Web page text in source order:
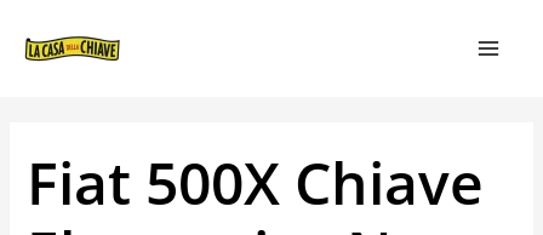
Fiat 500X Chiave
ARTICOLI